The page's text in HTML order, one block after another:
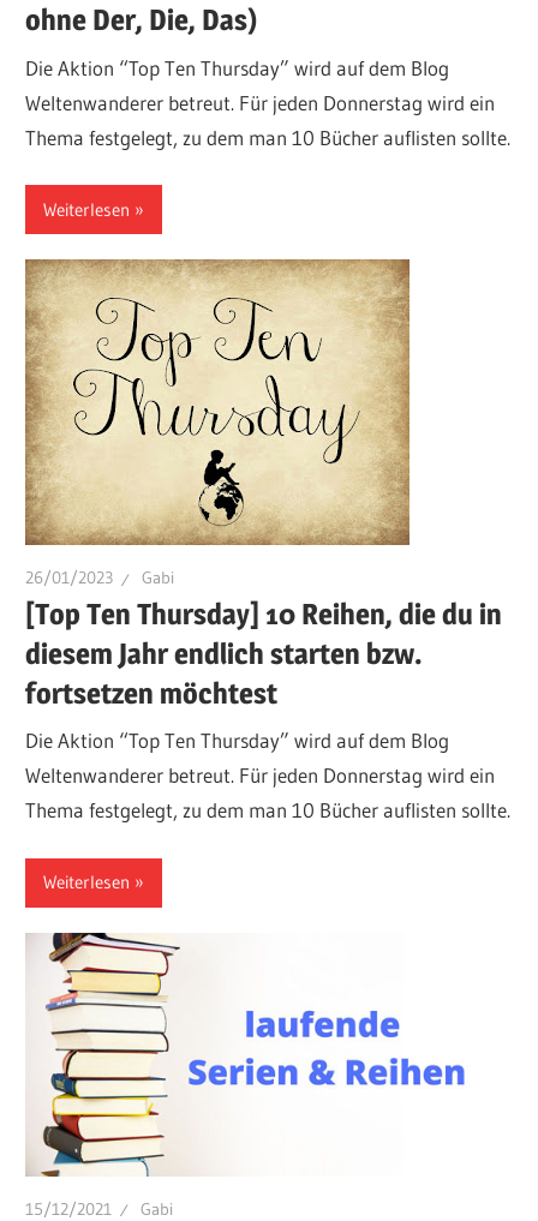
ohne Der, Die, Das)
Die Aktion “Top Ten Thursday” wird auf dem Blog
Weltenwanderer betreut. Für jeden Donnerstag wird ein
Thema festgelegt, zu dem man 10 Bücher auflisten sollte.
Weiterlesen
26/01/2023 Gabi
[Top Ten Thursday] 10 Reihen, die du in
diesem Jahr endlich starten bzw.
fortsetzen möchtest
Die Aktion “Top Ten Thursday” wird auf dem Blog
Weltenwanderer betreut. Für jeden Donnerstag wird ein
Thema festgelegt, zu dem man 10 Bücher auflisten sollte.
Weiterlesen
15/12/2021 Gabi